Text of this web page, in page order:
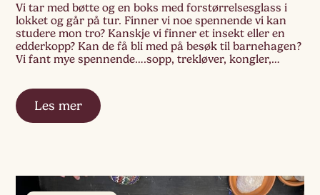
Vi tar med bøtte og en boks med forstørrelsesglass i
lokket og går på tur. Finner vi noe spennende vi kan
studere mon tro? Kanskje vi finner et insekt eller en
edderkopp? Kan de få bli med på besøk til barnehagen?
Vi fant mye spennende….sopp, trekløver, kongler,
Les mer